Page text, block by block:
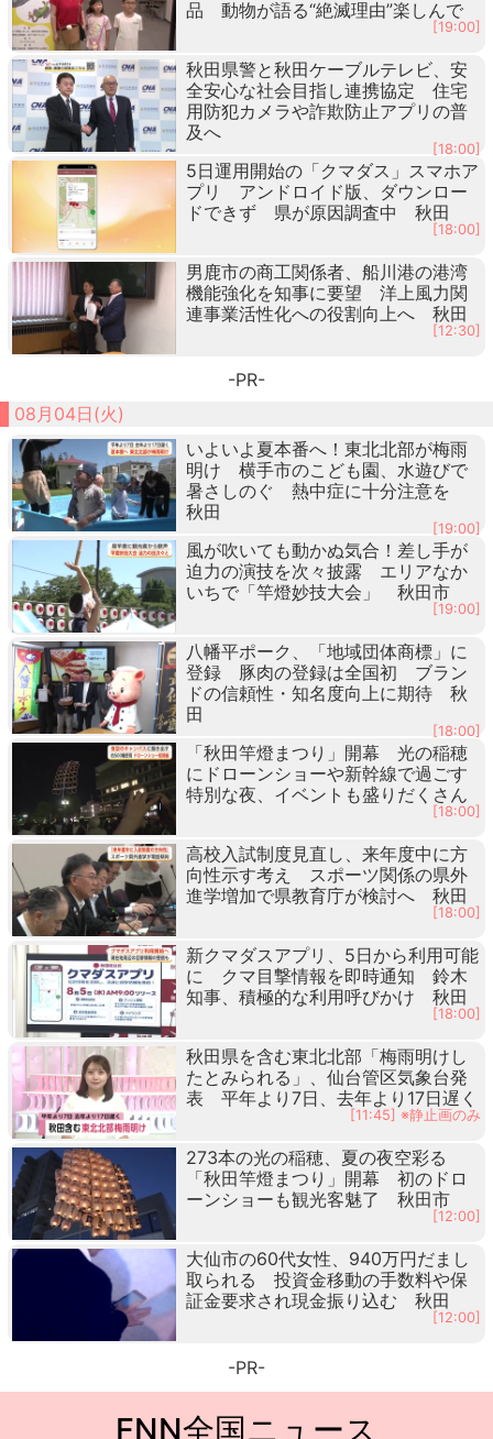
品 動物が語る“絶滅理由”楽しんで
[19:00]
秋田県警と秋田ケーブルテレビ、安
全安心な社会目指し連携協定 住宅
用防犯カメラや詐欺防止アプリの普
及へ
[18:00]
5日運用開始の「クマダス」スマホア
プリ アンドロイド版、ダウンロー
ドできず 県が原因調査中 秋田
[18:00]
男鹿市の商工関係者、船川港の港湾
機能強化を知事に要望 洋上風力関
連事業活性化への役割向上へ 秋田
[12:30]
-PR-
08月04日(火)
いよいよ夏本番へ！東北北部が梅雨
明け 横手市のこども園、水遊びで
暑さしのぐ 熱中症に十分注意を
秋田
[19:00]
風が吹いても動かぬ気合！差し手が
迫力の演技を次々披露 エリアなか
いちで「竿燈妙技大会」 秋田市
[19:00]
八幡平ポーク、「地域団体商標」に
登録 豚肉の登録は全国初 ブラン
ドの信頼性・知名度向上に期待 秋
田
[18:00]
「秋田竿燈まつり」開幕 光の稲穂
にドローンショーや新幹線で過ごす
特別な夜、イベントも盛りだくさん
[18:00]
高校入試制度見直し、来年度中に方
向性示す考え スポーツ関係の県外
進学増加で県教育庁が検討へ 秋田
[18:00]
新クマダスアプリ、5日から利用可能
に クマ目撃情報を即時通知 鈴木
知事、積極的な利用呼びかけ 秋田
[18:00]
秋田県を含む東北北部「梅雨明けし
たとみられる」、仙台管区気象台発
表 平年より7日、去年より17日遅く
[11:45] ※静止画のみ
273本の光の稲穂、夏の夜空彩る
「秋田竿燈まつり」開幕 初のドロ
ーンショーも観光客魅了 秋田市
[12:00]
大仙市の60代女性、940万円だまし
取られる 投資金移動の手数料や保
証金要求され現金振り込む 秋田
[12:00]
-PR-
FNN全国ニュース